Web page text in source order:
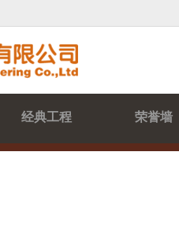
经典工程 荣誉墙